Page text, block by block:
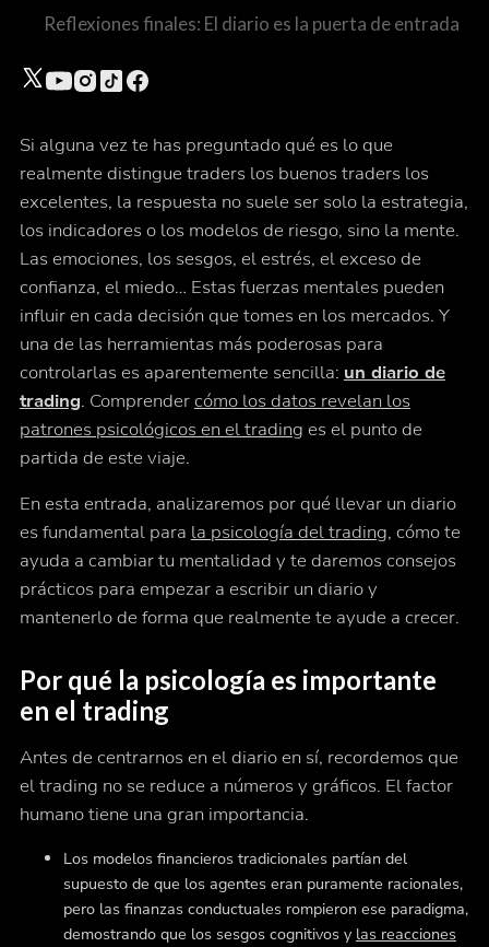
Si alguna vez te has preguntado qué es lo que
realmente distingue traders los buenos traders los
excelentes, la respuesta no suele ser solo la estrategia,
los indicadores o los modelos de riesgo, sino la mente.
Las emociones, los sesgos, el estrés, el exceso de
confianza, el miedo… Estas fuerzas mentales pueden
influir en cada decisión que tomes en los mercados. Y
una de las herramientas más poderosas para
controlarlas es aparentemente sencilla: un diario de
trading. Comprendercómo los datos revelan los
patrones psicológicos en el trading es el punto de
partida de este viaje.
En esta entrada, analizaremos porqué llevar un diario
es fundamental para la psicología del trading, cómote
ayuda a cambiar tu mentalidad y te daremos consejos
prácticos para empezar a escribir un diario y
mantenerlo de forma que realmente te ayude a crecer.
Por qué la psicología es importante
en el trading
Antes de centrarnos en el diario en sí, recordemos que
el trading no se reduce a números y gráficos. El factor
humano tiene una gran importancia.
Los modelos financieros tradicionales partían del
supuesto de que los agentes eran puramente racionales,
pero las finanzas conductuales rompieron ese paradigma,
demostrando que los sesgos cognitivos y las reacciones
Reflexiones finales: El diario es la puerta de entrada